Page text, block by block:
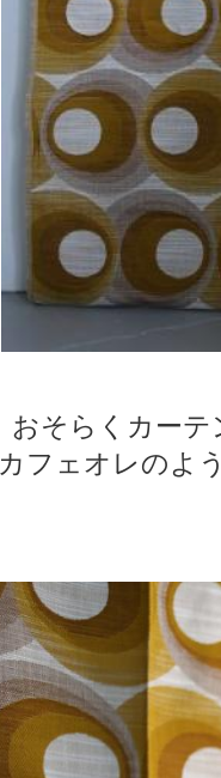
おそらくカー
カフェオレのよ